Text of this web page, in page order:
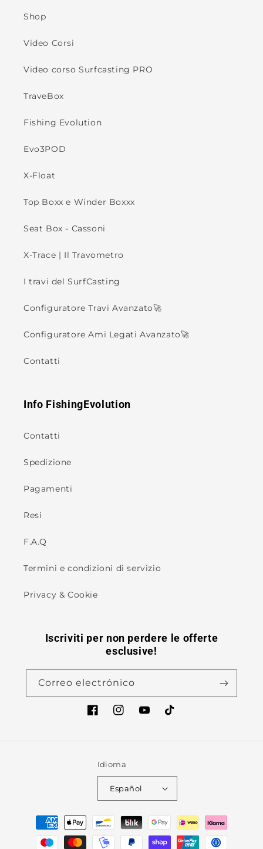
Shop
Video Corsi
Video corso Surfcasting PRO
TraveBox
Fishing Evolution
Evo3POD
X-Float
Top Boxx e Winder Boxxx
Seat Box - Cassoni
X-Trace | Il Travometro
I travi del SurfCasting
Configuratore Travi Avanzato🚀
Configuratore Ami Legati Avanzato🚀
Contatti
Info FishingEvolution
Contatti
Spedizione
Pagamenti
Resi
F.A.Q
Termini e condizioni di servizio
Privacy & Cookie
Iscriviti per non perdere le offerte
esclusive!
Correo electrónico
FacebookInstagramYouTubeTikTok
Idioma
Español
Formas